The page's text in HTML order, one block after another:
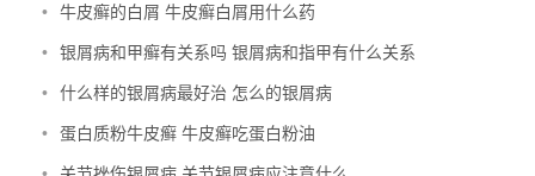
• 牛皮癣的白屑 牛皮癣白屑用什么药
• 银屑病和甲癣有关系吗 银屑病和指甲有什么关系
• 什么样的银屑病最好治 怎么的银屑病
• 蛋白质粉牛皮癣 牛皮癣吃蛋白粉油